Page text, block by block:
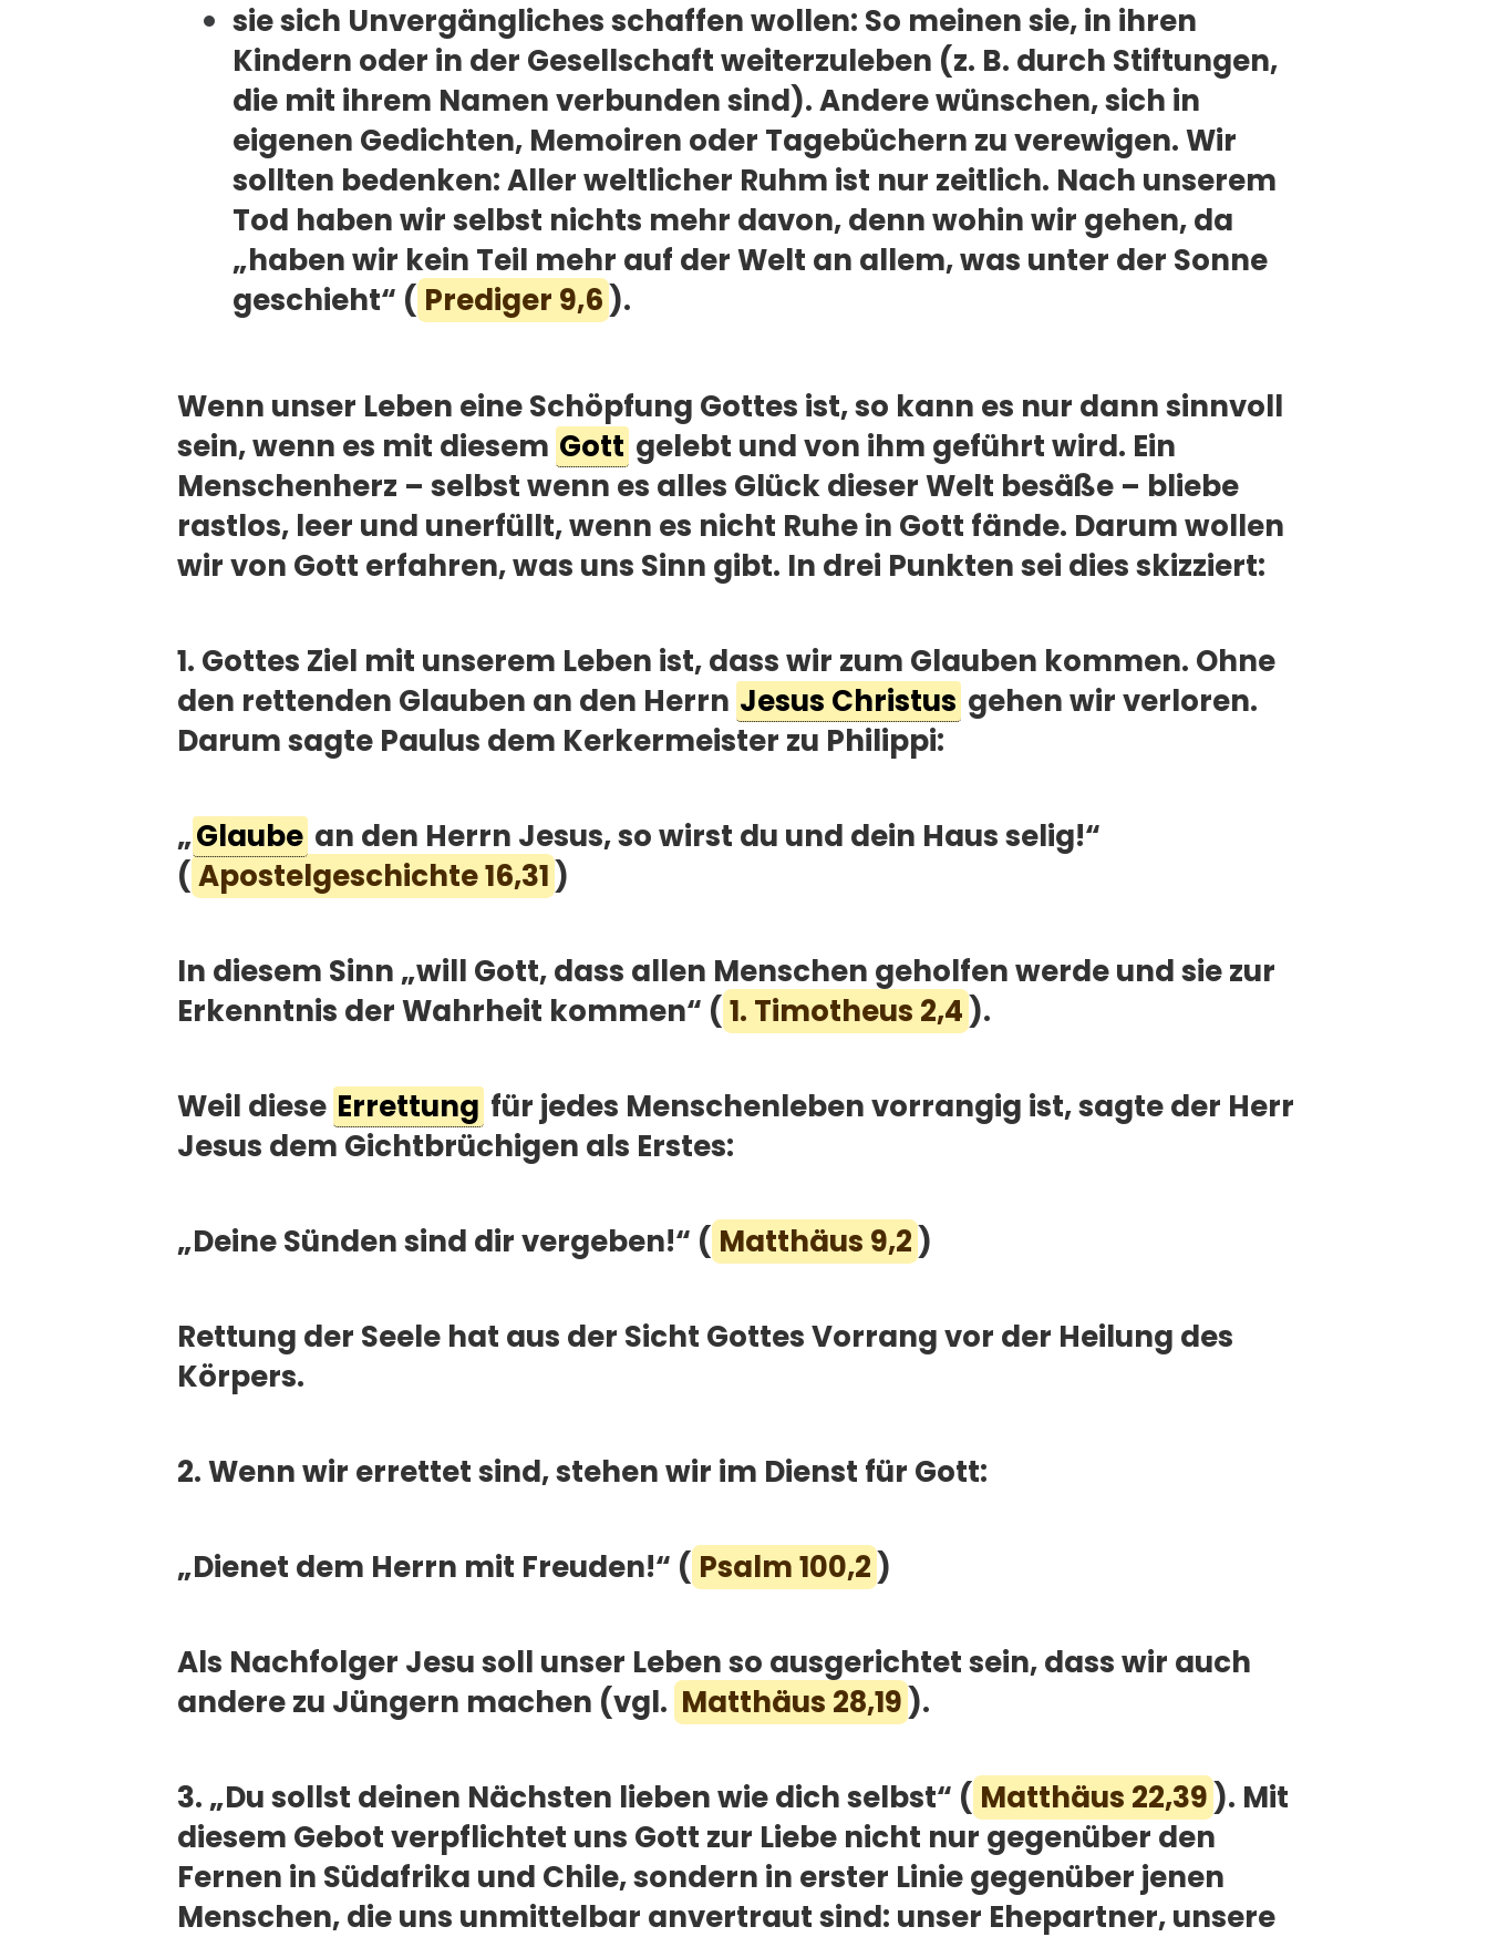
sie sich Unvergängliches schaffen wollen: So meinen sie, in ihren
Kindern oder in der Gesellschaft weiterzuleben (z. B. durch Stiftungen,
die mit ihrem Namen verbunden sind). Andere wünschen, sich in
eigenen Gedichten, Memoiren oder Tagebüchern zu verewigen. Wir
sollten bedenken: Aller weltlicher Ruhm ist nur zeitlich. Nach unserem
Tod haben wir selbst nichts mehr davon, denn wohin wir gehen, da
„haben wir kein Teil mehr auf der Welt an allem, was unter der Sonne
geschieht“ ( Prediger 9,6 ).
Wenn unser Leben eine Schöpfung Gottes ist, so kann es nur dann sinnvoll
sein, wenn es mit diesem Gott gelebt und von ihm geführt wird. Ein
Menschenherz – selbst wenn es alles Glück dieser Welt besäße – bliebe
rastlos, leer und unerfüllt, wenn es nicht Ruhe in Gott fände. Darum wollen
wir von Gott erfahren, was uns Sinn gibt. In drei Punkten sei dies skizziert:
1. Gottes Ziel mit unserem Leben ist, dass wir zum Glauben kommen. Ohne
den rettenden Glauben an den Herrn Jesus Christus gehen wir verloren.
Darum sagte Paulus dem Kerkermeister zu Philippi:
„Glaube an den Herrn Jesus, so wirst du und dein Haus selig!“
( Apostelgeschichte 16,31 )
In diesem Sinn „will Gott, dass allen Menschen geholfen werde und sie zur
Erkenntnis der Wahrheit kommen“ ( 1. Timotheus 2,4 ).
Weil diese Errettung für jedes Menschenleben vorrangig ist, sagte der Herr
Jesus dem Gichtbrüchigen als Erstes:
„Deine Sünden sind dir vergeben!“ ( Matthäus 9,2 )
Rettung der Seele hat aus der Sicht Gottes Vorrang vor der Heilung des
Körpers.
2. Wenn wir errettet sind, stehen wir im Dienst für Gott:
„Dienet dem Herrn mit Freuden!“ ( Psalm 100,2 )
Als Nachfolger Jesu soll unser Leben so ausgerichtet sein, dass wir auch
andere zu Jüngern machen (vgl. Matthäus 28,19 ).
3. „Du sollst deinen Nächsten lieben wie dich selbst“ ( Matthäus 22,39 ). Mit
diesem Gebot verpflichtet uns Gott zur Liebe nicht nur gegenüber den
Fernen in Südafrika und Chile, sondern in erster Linie gegenüber jenen
Menschen, die uns unmittelbar anvertraut sind: unser Ehepartner, unsere